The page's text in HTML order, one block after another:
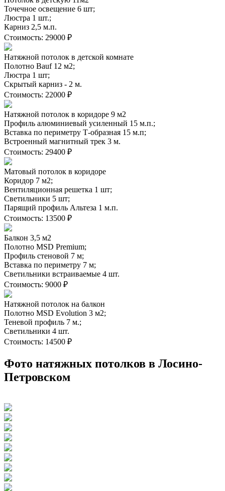
Точечное освещение 6 шт;
Люстра 1 шт.;
Карниз 2,5 м.п.
Стоимость: 29000 ₽
Натяжной потолок в детской комнате
Полотно Bauf 12 м2;
Люстра 1 шт;
Скрытый карниз - 2 м.
Стоимость: 22000 ₽
Натяжной потолок в коридоре 9 м2
Профиль алюминиевый усиленный 15 м.п.;
Вставка по периметру Т-образная 15 м.п;
Встроенный магнитный трек 3 м.
Стоимость: 29400 ₽
Матовый потолок в коридоре
Коридор 7 м2;
Вентиляционная решетка 1 шт;
Светильники 5 шт;
Парящий профиль Альтеза 1 м.п.
Стоимость: 13500 ₽
Балкон 3,5 м2
Полотно MSD Premium;
Профиль стеновой 7 м;
Вставка по периметру 7 м;
Светильники встраиваемые 4 шт.
Стоимость: 9000 ₽
Натяжной потолок на балкон
Полотно MSD Evolution 3 м2;
Теневой профиль 7 м.;
Светильники 4 шт.
Стоимость: 14500 ₽
Фото натяжных потолков в Лосино-
Петровском